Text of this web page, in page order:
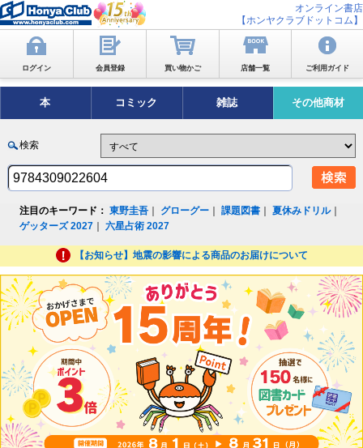
オンライン書店
【ホンヤクラブドットコム】
ログイン 会員登録 買い物かご 店舗一覧 ご利用ガイド
本 コミック 雑誌 その他商材
検索
注目のキーワード： 東野圭吾 グローグー ｜課題図書 ｜夏休みドリル｜
ゲッターズ 2027 ｜六星占術 2027
【お知らせ】地震の影響による商品のお届けについて